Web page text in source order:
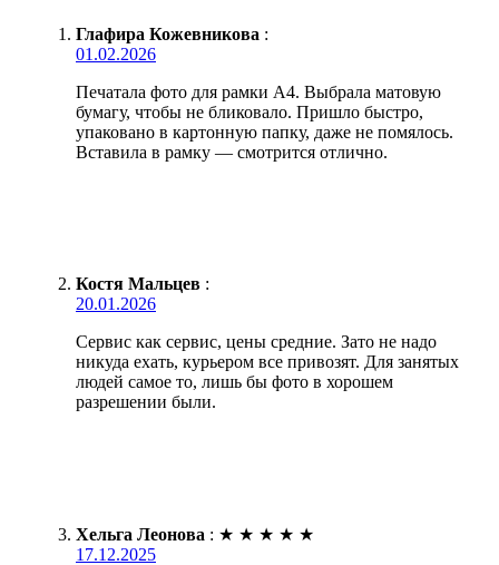
Глафира Кожевникова :
01.02.2026
Печатала фото для рамки А4. Выбрала матовую
бумагу, чтобы не бликовало. Пришло быстро,
упаковано в картонную папку, даже не помялось.
Вставила в рамку — смотрится отлично.
Костя Мальцев :
20.01.2026
Сервис как сервис, цены средние. Зато не надо
никуда ехать, курьером все привозят. Для занятых
людей самое то, лишь бы фото в хорошем
разрешении были.
Хельга Леонова : ★ ★ ★ ★ ★
17.12.2025